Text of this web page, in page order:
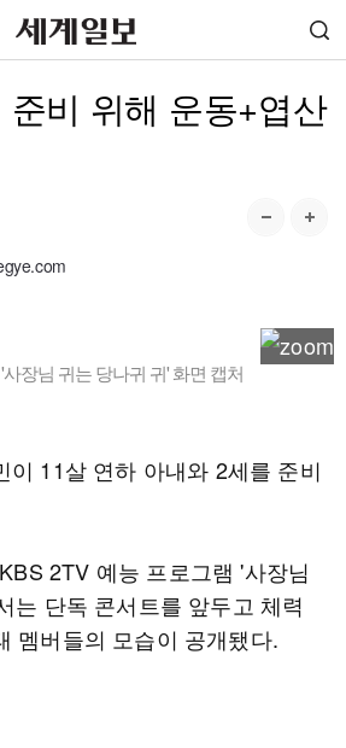
준비 위해 운동+엽산
장님 귀는 당나귀 귀' 화면 캡처
이 11살 연하 아내와 2세를 준비
2TV 예능 프로그램 '사장님
는 단독 콘서트를 앞두고 체력
멤버들의 모습이 공개됐다.